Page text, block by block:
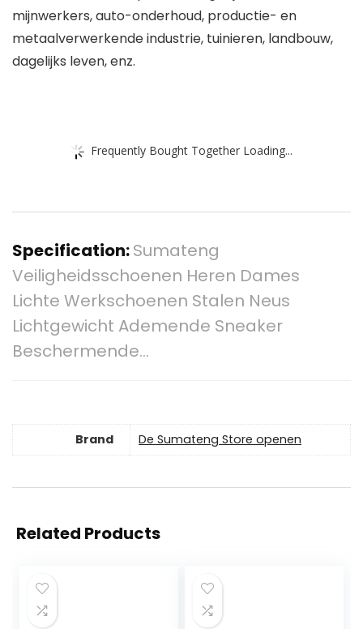
mijnwerkers, auto-onderhoud, productie- en
metaalverwerkende industrie, tuinieren, landbouw,
dagelijks leven, enz.
Frequently Bought Together Loading...
Specification:Sumateng
Veiligheidsschoenen Heren Dames
Lichte Werkschoenen Stalen Neus
Lichtgewicht Ademende Sneaker
Beschermende…
Brand De Sumateng Store openen
Related Products